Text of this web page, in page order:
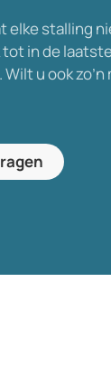
elke stalling
tot in de
u ook